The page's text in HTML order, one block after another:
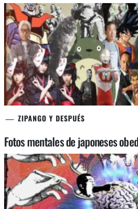
ZIPANGO Y DESPUÉS
Fotos mentales de japoneses